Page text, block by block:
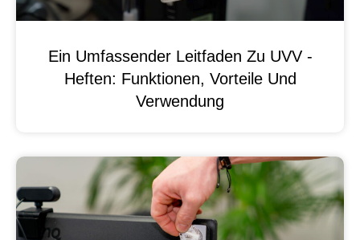
Ein Umfassender Leitfaden Zu UVV -
Heften: Funktionen, Vorteile Und
Verwendung